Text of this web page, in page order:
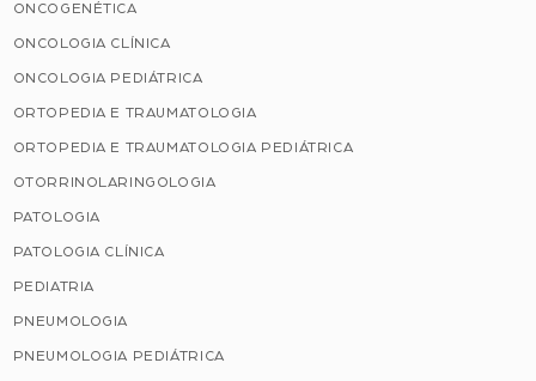
ONCOGENÉTICA
ONCOLOGIA CLÍNICA
ONCOLOGIA PEDIÁTRICA
ORTOPEDIA E TRAUMATOLOGIA
ORTOPEDIA E TRAUMATOLOGIA PEDIÁTRICA
OTORRINOLARINGOLOGIA
PATOLOGIA
PATOLOGIA CLÍNICA
PEDIATRIA
PNEUMOLOGIA
PNEUMOLOGIA PEDIÁTRICA